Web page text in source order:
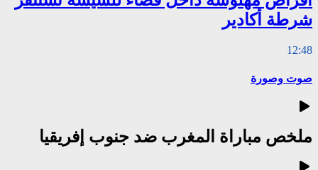
شرطة أكادير
12:48
صوت وصورة
ملخص مباراة المغرب ضد جنوب إفريقيا